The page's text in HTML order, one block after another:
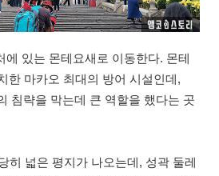
에 있는 몬테요새로 이동한다. 몬테
한 마카오 최대의 방어 시설인데,
침략을 막는데 큰 역할을 했다는 곳
히 넓은 평지가 나오는데, 성곽 둘레